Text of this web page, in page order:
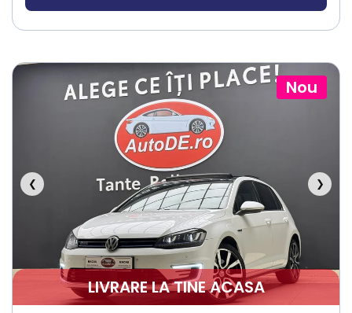
Nou
❮ ❯
LIVRARE LA TINE ACASA